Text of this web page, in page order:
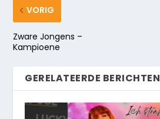
VORIG
Zware Jongens –
Kampioene
GERELATEERDE BERICHTEN